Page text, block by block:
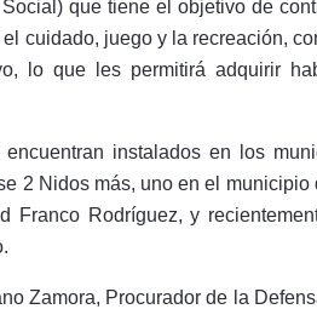
que tiene el objetivo de
cuidado, juego y la recreación,
lo que les permitirá adquirir
instalados en los
2 Nidos más, uno en el
Franco Rodríguez, y
Zamora, Procurador de la